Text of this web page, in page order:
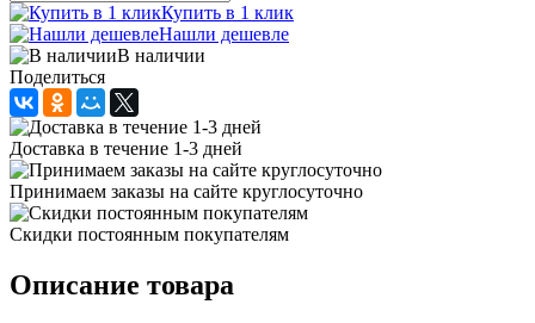
Купить в 1 клик
Нашли дешевле
В наличии
Поделиться
Доставка в течение 1-3 дней
Принимаем заказы на сайте круглосуточно
Скидки постоянным покупателям
Описание товара